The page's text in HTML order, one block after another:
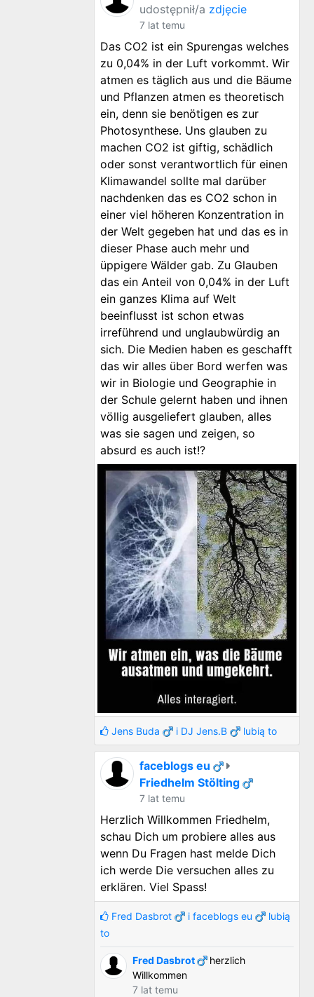
udostępnił/a zdjęcie
7 lat temu
Das CO2 ist ein Spurengas welches
zu 0,04% in der Luft vorkommt. Wir
atmen es täglich aus und die Bäume
und Pflanzen atmen es theoretisch
ein, denn sie benötigen es zur
Photosynthese. Uns glauben zu
machen CO2 ist giftig, schädlich
oder sonst verantwortlich für einen
Klimawandel sollte mal darüber
nachdenken das es CO2 schon in
einer viel höheren Konzentration in
der Welt gegeben hat und das es in
dieser Phase auch mehr und
üppigere Wälder gab. Zu Glauben
das ein Anteil von 0,04% in der Luft
ein ganzes Klima auf Welt
beeinflusst ist schon etwas
irreführend und unglaubwürdig an
sich. Die Medien haben es geschafft
das wir alles über Bord werfen was
wir in Biologie und Geographie in
der Schule gelernt haben und ihnen
völlig ausgeliefert glauben, alles
was sie sagen und zeigen, so
absurd es auch ist!?
Jens Buda i DJ Jens.B lubią to
faceblogs eu
Friedhelm Stölting
7 lat temu
Herzlich Willkommen Friedhelm,
schau Dich um probiere alles aus
wenn Du Fragen hast melde Dich
ich werde Die versuchen alles zu
erklären. Viel Spass!
Fred Dasbrot ifaceblogs eu
lubią
to
Fred Dasbrot
herzlich
Willkommen
7 lat temu